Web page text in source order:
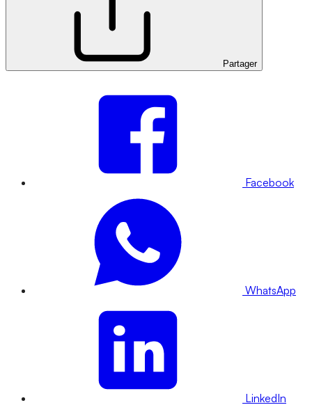
Partager
Facebook
WhatsApp
LinkedIn